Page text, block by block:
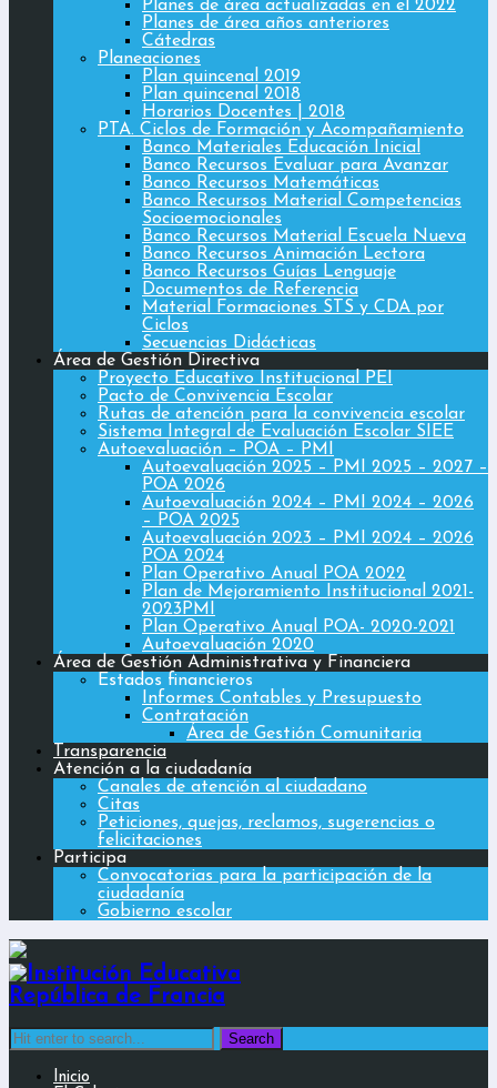
Planes de área actualizadas en el 2022
Planes de área años anteriores
Cátedras
Planeaciones
Plan quincenal 2019
Plan quincenal 2018
Horarios Docentes | 2018
PTA. Ciclos de Formación y Acompañamiento
Banco Materiales Educación Inicial
Banco Recursos Evaluar para Avanzar
Banco Recursos Matemáticas
Banco Recursos Material Competencias
Socioemocionales
Banco Recursos Material Escuela Nueva
Banco Recursos Animación Lectora
Banco Recursos Guías Lenguaje
Documentos de Referencia
Material Formaciones STS y CDA por
Ciclos
Secuencias Didácticas
Área de Gestión Directiva
Proyecto Educativo Institucional PEI
Pacto de Convivencia Escolar
Rutas de atención para la convivencia escolar
Sistema Integral de Evaluación Escolar SIEE
Autoevaluación – POA – PMI
Autoevaluación 2025 – PMI 2025 – 2027 –
POA 2026
Autoevaluación 2024 – PMI 2024 – 2026
– POA 2025
Autoevaluación 2023 – PMI 2024 – 2026
POA 2024
Plan Operativo Anual POA 2022
Plan de Mejoramiento Institucional 2021-
2023PMI
Plan Operativo Anual POA- 2020-2021
Autoevaluación 2020
Área de Gestión Administrativa y Financiera
Estados financieros
Informes Contables y Presupuesto
Contratación
Área de Gestión Comunitaria
Transparencia
Atención a la ciudadanía
Canales de atención al ciudadano
Citas
Peticiones, quejas, reclamos, sugerencias o
felicitaciones
Participa
Convocatorias para la participación de la
ciudadanía
Gobierno escolar
Search
for:
Inicio